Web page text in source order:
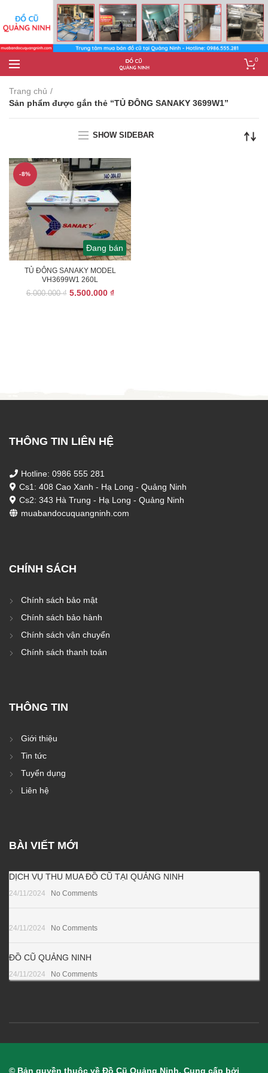
0
Trang chủ
Sản phẩm được gắn thẻ “TỦ ĐÔNG SANAKY 3699W1”
SHOW SIDEBAR
Đang bán
-8%
TỦ ĐÔNG SANAKY MODEL
VH3699W1 260L
6.000.000₫ Giá
5.500.000 ₫Giá
THÔNG TIN LIÊN HỆ
Hotline: 0986 555 281
Cs1: 408 Cao Xanh - Hạ Long - Quảng Ninh
Cs2: 343 Hà Trung - Hạ Long - Quảng Ninh
muabandocuquangninh.com
CHÍNH SÁCH
Chính sách bảo mật
Chính sách bảo hành
Chính sách vận chuyển
Chính sách thanh toán
THÔNG TIN
Giới thiệu
Tin tức
Tuyển dụng
Liên hệ
BÀI VIẾT MỚI
DỊCH VỤ THU MUA ĐỒ CŨ TẠI QUẢNG NINH
24/11/2024 No Comments
24/11/2024 No Comments
ĐỒ CŨ QUẢNG NINH
24/11/2024 No Comments
© Bản quyền thuộc về Đồ Cũ Quảng Ninh. Cung cấp bởi